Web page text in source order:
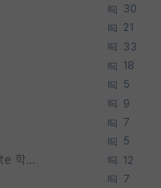
30
21
33
18
5
9
7
5
우리나라도 학구 열풍보면 Higher Doctorate 학위가 필요하다고 봅니다. 12
7